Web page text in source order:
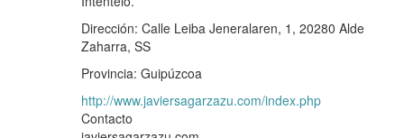
Dirección: Calle Leiba Jeneralaren, 1, 20280 Alde
Zaharra, SS
Provincia: Guipúzcoa
http://www.javiersagarzazu.com/index.php
Contacto